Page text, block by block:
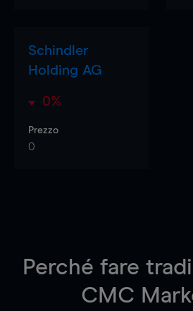
Schindler
Holding AG
0%
Prezzo
0
Perché fare
CMC